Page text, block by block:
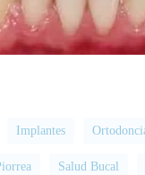
Implantes
Salud Bucal